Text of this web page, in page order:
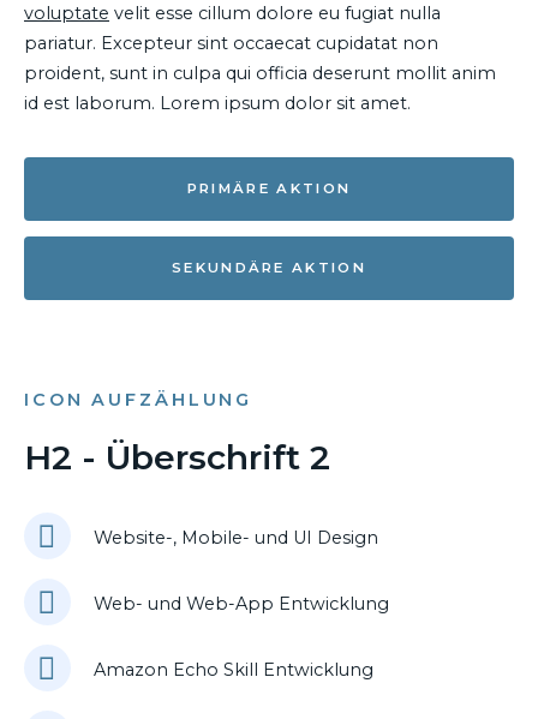
voluptate velit esse cillum dolore eu fugiat nulla
pariatur. Excepteur sint occaecat cupidatat non
proident, sunt in culpa qui officia deserunt mollit anim
id est laborum. Lorem ipsum dolor sit amet.
PRIMÄRE AKTION
SEKUNDÄRE AKTION
ICON AUFZÄHLUNG
H2 - Überschrift 2
Website-, Mobile- und UI Design
Web- und Web-App Entwicklung
Amazon Echo Skill Entwicklung